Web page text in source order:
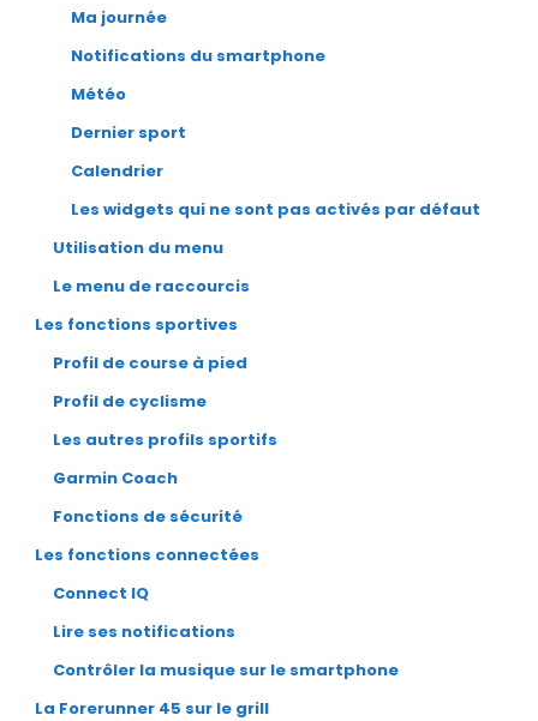
Ma journée
Notifications du smartphone
Météo
Dernier sport
Calendrier
Les widgets qui ne sont pas activés par défaut
Utilisation du menu
Le menu de raccourcis
Les fonctions sportives
Profil de course à pied
Profil de cyclisme
Les autres profils sportifs
Garmin Coach
Fonctions de sécurité
Les fonctions connectées
Connect IQ
Lire ses notifications
Contrôler la musique sur le smartphone
La Forerunner 45 sur le grill